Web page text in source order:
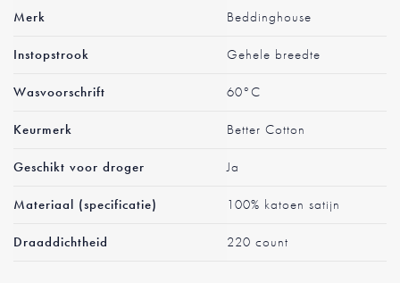
Merk Beddinghouse
Instopstrook Gehele breedte
Wasvoorschrift 60°C
Keurmerk Better Cotton
Geschikt voor droger Ja
Materiaal (specificatie) 100% katoen satijn
Draaddichtheid 220 count